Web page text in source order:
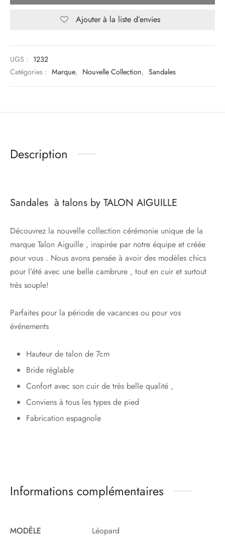
Ajouter à la liste d’envies
UGS : 1232
Catégories : Marque, Nouvelle Collection, Sandales
Description
Sandales à talons by TALON AIGUILLE
Découvrez la nouvelle collection cérémonie unique de la
marque Talon Aiguille , inspirée par notre équipe et créée
pour vous . Nous avons pensée à avoir des modèles chics
pour l’été avec une belle cambrure , tout en cuir et surtout
très souple!
Parfaites pour la période de vacances ou pour vos
événements
Hauteur de talon de 7cm
Bride réglable
Confort avec son cuir de très belle qualité ,
Conviens à tous les types de pied
Fabrication espagnole
Informations complémentaires
MODÈLE
Léopard